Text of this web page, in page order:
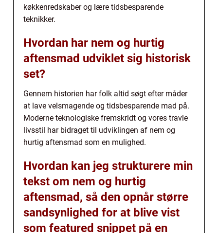
køkkenredskaber og lære tidsbesparende
teknikker.
Hvordan har nem og hurtig
aftensmad udviklet sig historisk
set?
Gennem historien har folk altid søgt efter måder
at lave velsmagende og tidsbesparende mad på.
Moderne teknologiske fremskridt og vores travle
livsstil har bidraget til udviklingen af nem og
hurtig aftensmad som en mulighed.
Hvordan kan jeg strukturere min
tekst om nem og hurtig
aftensmad, så den opnår større
sandsynlighed for at blive vist
som featured snippet på en